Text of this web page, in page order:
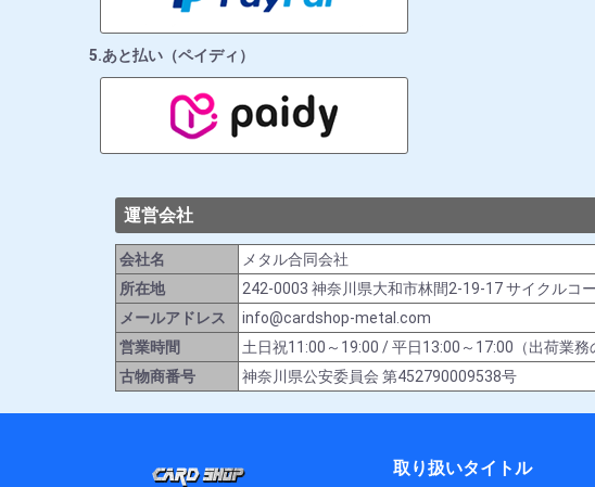
5.あと払い（ペイディ）
運営会社
会社名
メタル合同会社
所在地
242-0003 神奈川県大和市林間2-19-17 サイクルコ
メールアドレス
info@cardshop-metal.com
営業時間
土日祝11:00～19:00 / 平日13:00～17:00（出荷業
古物商番号
神奈川県公安委員会 第452790009538号
取り扱いタイトル